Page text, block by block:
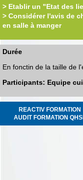
> Etablir un "Etat des
> Considérer l'avis de
en salle à manger
Durée
En fonctin de la taille de
Participants: Equipe
REACTIV FORMATION
AUDIT FORMATION